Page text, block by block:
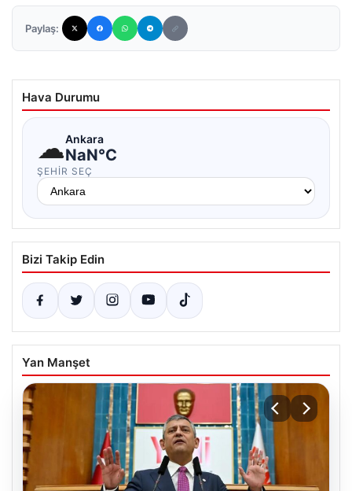
Paylaş:
Hava Durumu
☁Ankara
NaN°C
ŞEHIR SEÇ
Bizi Takip Edin
Yan Manşet